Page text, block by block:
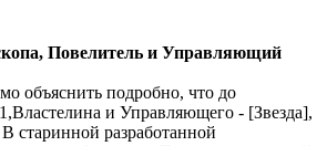
Повелитель и Управляющий
объяснить подробно, что до
и Управляющего - [Звезда],
старинной разработанной